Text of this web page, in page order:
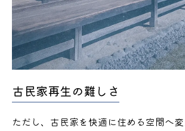
古民家再生の難しさ
ただし、古民家を快適に住める空間へ